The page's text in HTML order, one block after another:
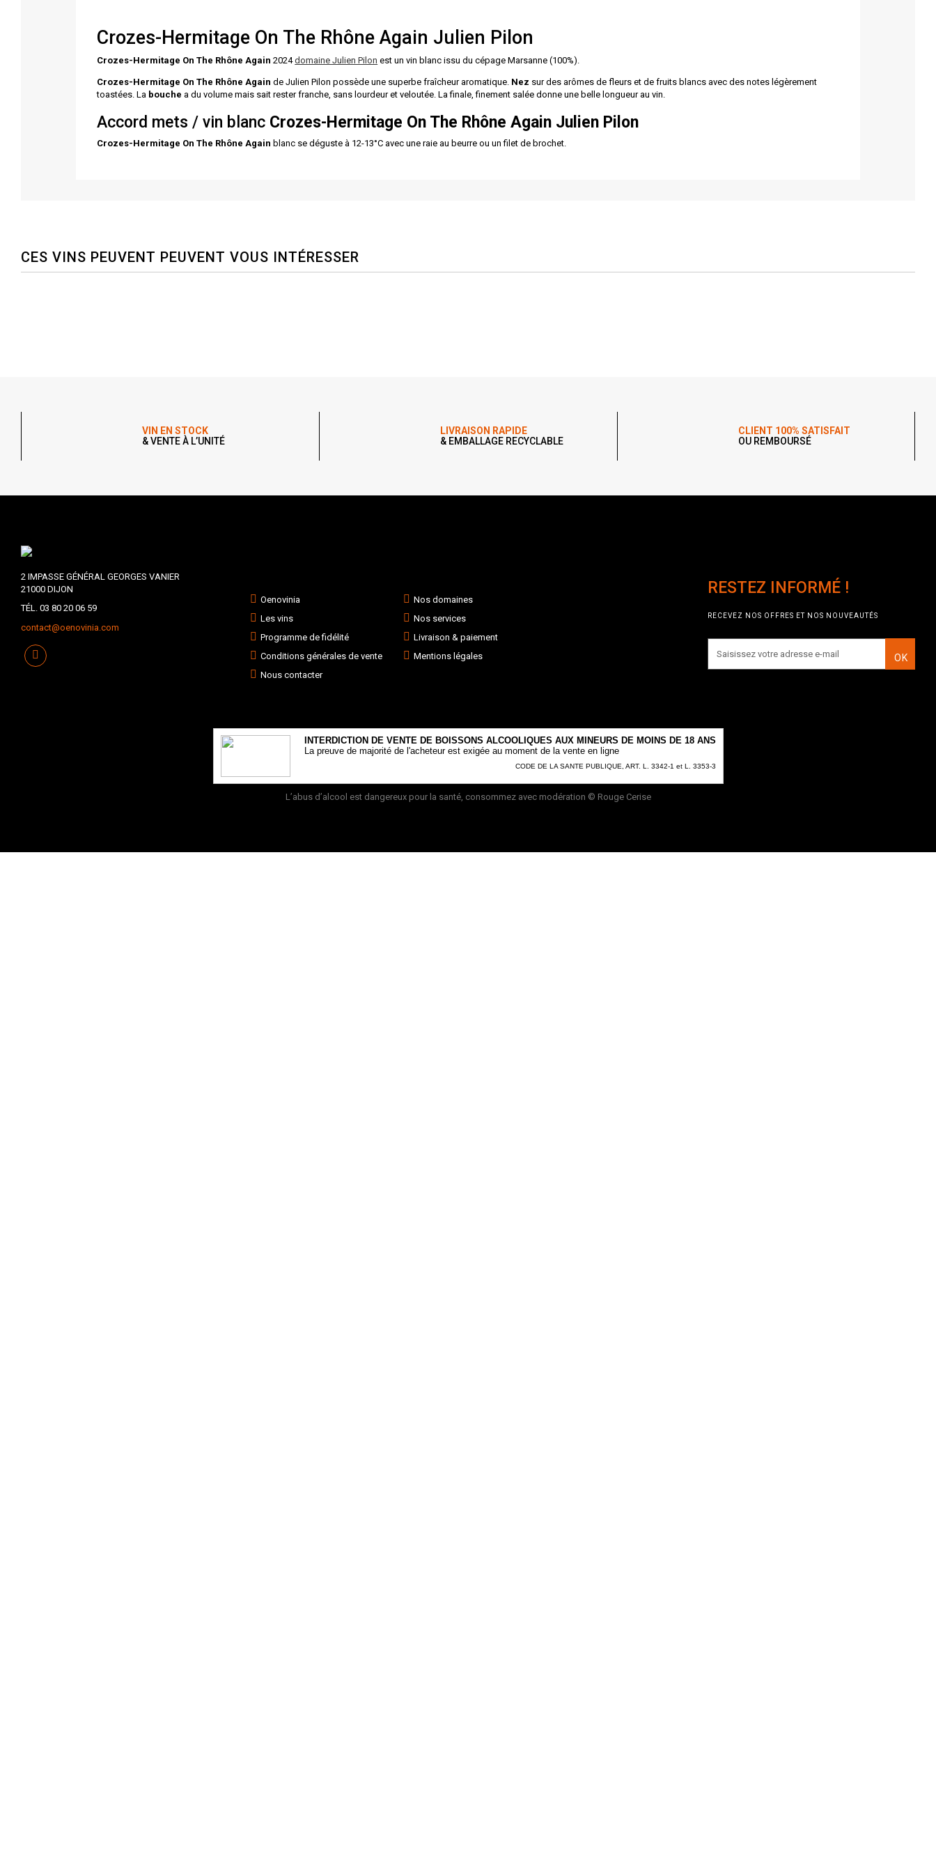
Crozes-Hermitage On The Rhône Again Julien Pilon
Crozes-Hermitage On The Rhône Again 2024domaine Julien Pilon est un vin blanc issu du cépage Marsanne (100%).
Crozes-Hermitage On The Rhône Again de Julien Pilon possède une superbe fraîcheur aromatique. Nez sur des arômes de fleurs et de fruits blancs avec des notes légèrement
toastées. La bouche a du volume mais sait rester franche, sans lourdeur et veloutée. La finale, finement salée donne une belle longueur au vin.
Accord mets / vin blanc Crozes-Hermitage On The Rhône Again Julien Pilon
Crozes-Hermitage On The Rhône Again blanc se déguste à 12-13°C avec une raie au beurre ou un filet de brochet.
CES VINS PEUVENT PEUVENT VOUS INTÉRESSER
VIN EN STOCK
& VENTE À L’UNITÉ
LIVRAISON RAPIDE
& EMBALLAGE RECYCLABLE
CLIENT 100% SATISFAIT
OU REMBOURSÉ
2 IMPASSE GÉNÉRAL GEORGES VANIER
21000 DIJON
TÉL. 03 80 20 06 59
contact@oenovinia.com
Oenovinia
Nos domaines
Les vins
Nos services
Programme de fidélité
Livraison & paiement
Conditions générales de vente
Mentions légales
Nous contacter
RESTEZ INFORMÉ !
RECEVEZ NOS OFFRES ET NOS NOUVEAUTÉS
OK
INTERDICTION DE VENTE DE BOISSONS ALCOOLIQUES AUX MINEURS DE MOINS DE 18 ANS
La preuve de majorité de l'acheteur est exigée au moment de la vente en ligne
CODE DE LA SANTE PUBLIQUE, ART. L. 3342-1 et L. 3353-3
L’abus d’alcool est dangereux pour la santé, consommez avec modération © Rouge Cerise